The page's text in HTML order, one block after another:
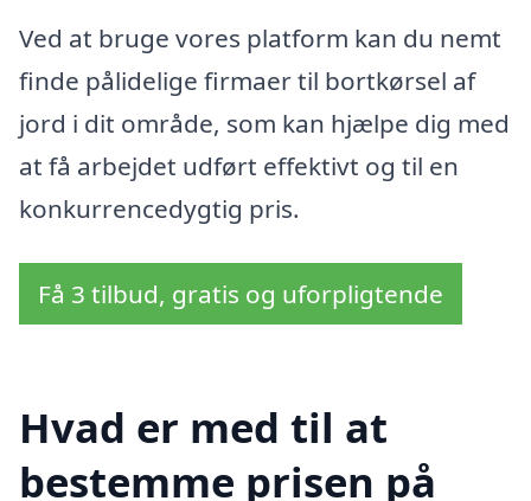
Ved at bruge vores platform kan du nemt
finde pålidelige firmaer til bortkørsel af
jord i dit område, som kan hjælpe dig med
at få arbejdet udført effektivt og til en
konkurrencedygtig pris.
Få 3 tilbud, gratis og uforpligtende
Hvad er med til at
bestemme prisen på